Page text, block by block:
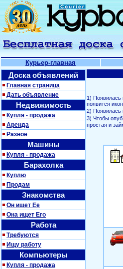
Курьер-главная
Доска объявлений
Главная страница
Дать объявление
Недвижимость
Купля - продажа
Аренда
Разное
Машины
Купля - продажа
Барахолка
Куплю
Продам
Знакомства
Он ищет Ее
Она ищет Его
Работа
Требуются
Ищу работу
Компьютеры
Купля - продажа
1)
появится
2) Появилась
3) Чтобы
простая и